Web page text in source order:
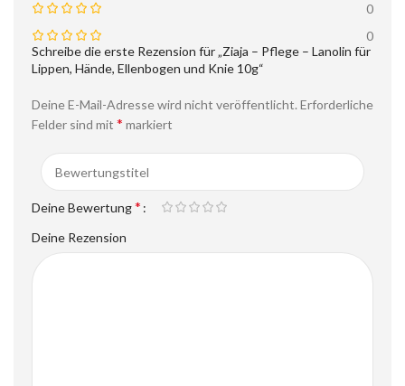
0
0
Schreibe die erste Rezension für „Ziaja – Pflege – Lanolin für
Lippen, Hände, Ellenbogen und Knie 10g“
Deine E-Mail-Adresse wird nicht veröffentlicht. Erforderliche
Felder sind mit * markiert
Deine Bewertung*
Deine Rezension